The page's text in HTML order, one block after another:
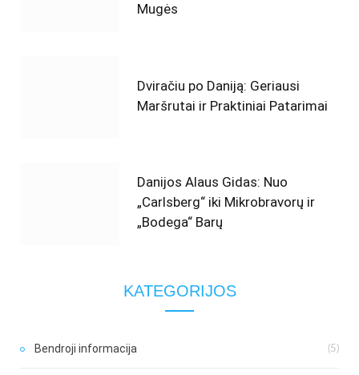
Mugės
Dviračiu po Daniją: Geriausi
Maršrutai ir Praktiniai Patarimai
Danijos Alaus Gidas: Nuo
„Carlsberg“ iki Mikrobravorų ir
„Bodega“ Barų
KATEGORIJOS
Bendroji informacija (5)